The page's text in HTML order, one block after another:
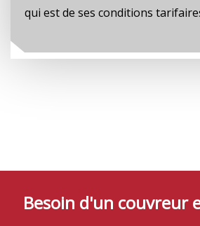
qui est de ses conditions
Besoin d'un couvreur